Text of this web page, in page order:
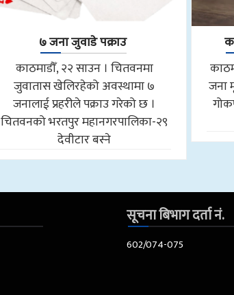
७ जना जुवाडे पक्राउ
काठमाडौँ, २२ साउन । चितवनमा
जुवातास खेलिरहेको अवस्थामा ७
जनालाई प्रहरीले पक्राउ गरेको छ ।
चितवनको भरतपुर महानगरपालिका-२९
देवीटार बस्ने
जना
सूचना बिभाग दर्ता नं.
602/074-075